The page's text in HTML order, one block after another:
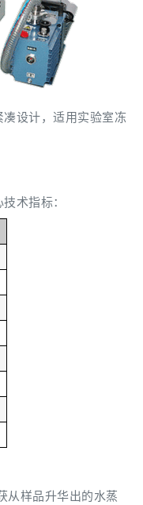
设计，适用实验室冻
术指标：
从样品升华出的水蒸